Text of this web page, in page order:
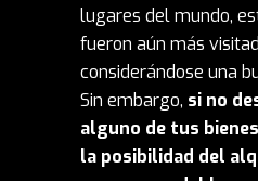
lugares del mundo,
fueron aún más
considerándose una
Sin embargo, si no
alguno de tus
la posibilidad del